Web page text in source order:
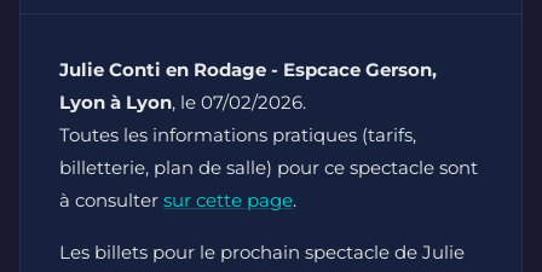
Julie Conti en Rodage - Espcace Gerson,
Lyon à Lyon, le 07/02/2026.
Toutes les informations pratiques (tarifs,
billetterie, plan de salle) pour ce spectacle sont
à consulter sur cette page.
Les billets pour le prochain spectacle de Julie